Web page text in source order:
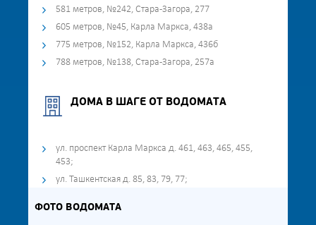
581 метров, №242, Стара-Загора, 277
605 метров, №45, Карла Маркса, 438а
775 метров, №152, Карла Маркса, 436б
788 метров, №138, Стара-Загора, 257а
ДОМА В ШАГЕ ОТ ВОДОМАТА
ул. проспект Карла Маркса д. 461, 463, 465, 455,
453;
ул. Ташкентская д. 85, 83, 79, 77;
ФОТО ВОДОМАТА